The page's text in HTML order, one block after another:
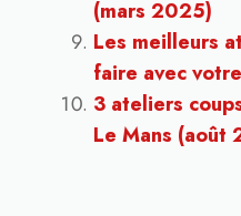
(mars 2025)
Les meilleurs
faire avec
3 ateliers
Le Mans (août